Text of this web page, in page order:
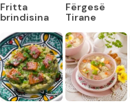
Fritta
brindisina
Fërgesë
Tirane